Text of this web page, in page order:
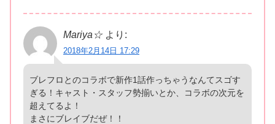
Mariya☆ より:
2018年2月14日 17:29
ブレフロとのコラボで新作1話作っちゃうなんてスゴす
ぎる！キャスト・スタッフ勢揃いとか、コラボの次元を
超えてるよ！
まさにブレイブだぜ！！